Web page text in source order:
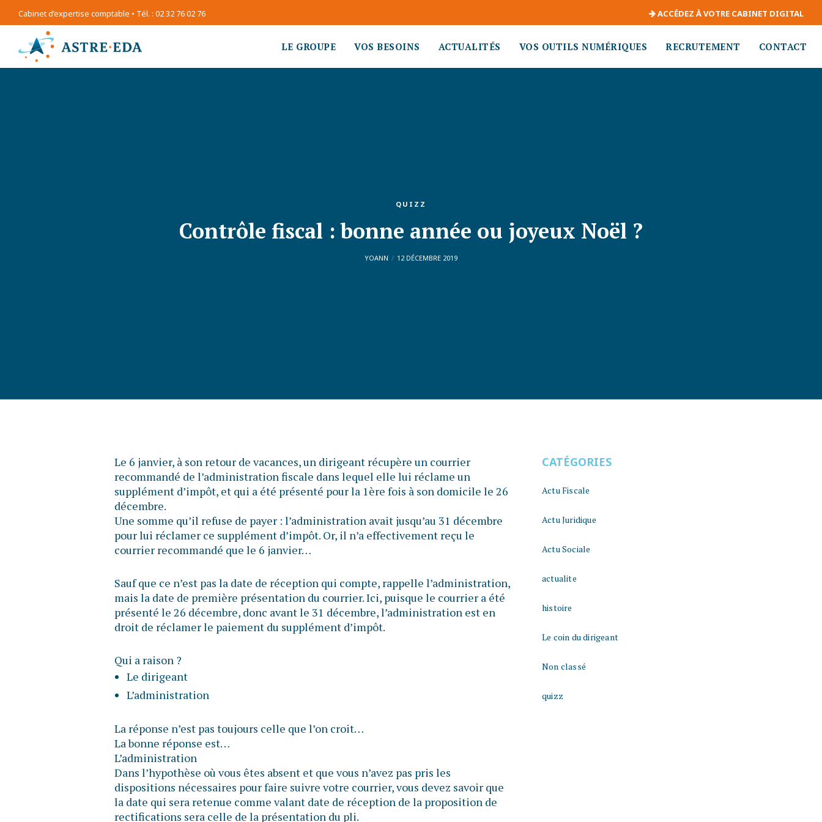
Cabinet d’expertise comptable • Tél. : 02 32 76 02 76 ACCÉDEZ À VOTRE CABINET DIGITAL
LE GROUPE VOS BESOINS ACTUALITÉS VOS OUTILS NUMÉRIQUES RECRUTEMENT CONTACT
QUIZZ
Contrôle fiscal : bonne année ou joyeux Noël ?
YOANN 12 DÉCEMBRE 2019
Le 6 janvier, à son retour de vacances, un dirigeant récupère un courrier
recommandé de l’administration fiscale dans lequel elle lui réclame un
supplément d’impôt, et qui a été présenté pour la 1ère fois à son domicile le 26
décembre.
Une somme qu’il refuse de payer : l’administration avait jusqu’au 31 décembre
pour lui réclamer ce supplément d’impôt. Or, il n’a effectivement reçu le
courrier recommandé que le 6 janvier…
Sauf que ce n’est pas la date de réception qui compte, rappelle l’administration,
mais la date de première présentation du courrier. Ici, puisque le courrier a été
présenté le 26 décembre, donc avant le 31 décembre, l’administration est en
droit de réclamer le paiement du supplément d’impôt.
Qui a raison ?
Le dirigeant
L’administration
La réponse n’est pas toujours celle que l’on croit…
La bonne réponse est…
L’administration
Dans l’hypothèse où vous êtes absent et que vous n’avez pas pris les
dispositions nécessaires pour faire suivre votre courrier, vous devez savoir que
la date qui sera retenue comme valant date de réception de la proposition de
rectifications sera celle de la présentation du pli.
CATÉGORIES
Actu Fiscale
Actu Juridique
Actu Sociale
actualite
histoire
Le coin du dirigeant
Non classé
quizz